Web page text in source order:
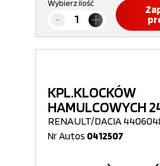
Wybierz ilość
KPL.KLOCKÓW
HAMULCOWYCH
RENAULT/DACIA
Nr Autos 0412507